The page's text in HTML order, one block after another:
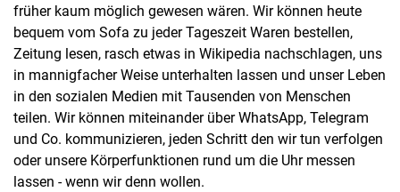
früher kaum möglich gewesen wären. Wir können heute
bequem vom Sofa zu jeder Tageszeit Waren bestellen,
Zeitung lesen, rasch etwas in Wikipedia nachschlagen, uns
in mannigfacher Weise unterhalten lassen und unser Leben
in den sozialen Medien mit Tausenden von Menschen
teilen. Wir können miteinander über WhatsApp, Telegram
und Co. kommunizieren, jeden Schritt den wir tun verfolgen
oder unsere Körperfunktionen rund um die Uhr messen
lassen - wenn wir denn wollen.